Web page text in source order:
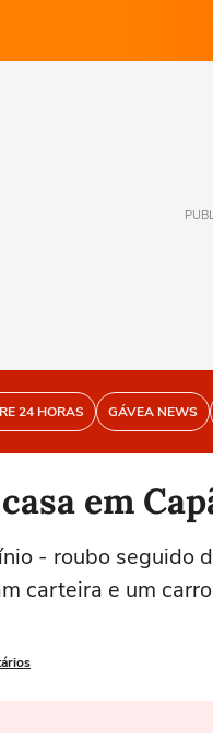
24 HORAS GÁVEA NEWS
em
- roubo seguido
carteira e um